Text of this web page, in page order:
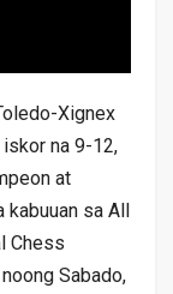
Xignex
iskor na 9-12,
at
kabuuan sa All
Chess
Sabado,